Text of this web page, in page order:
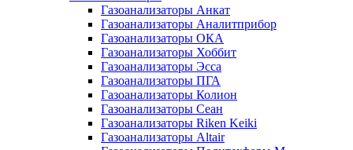
Газоанализаторы Анкат
Газоанализаторы Аналитприбор
Газоанализаторы ОКА
Газоанализаторы Хоббит
Газоанализаторы Эсса
Газоанализаторы ПГА
Газоанализаторы Колион
Газоанализаторы Сеан
Газоанализаторы Riken Keiki
Газоанализаторы Altair